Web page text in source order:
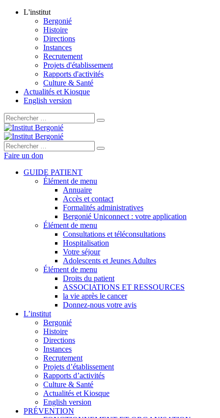
L'institut
Bergonié
Histoire
Directions
Instances
Recrutement
Projets d'établissement
Rapports d'activités
Culture & Santé
Actualités et Kiosque
English version
Rechercher :
Rechercher :
Faire un don
GUIDE PATIENT
Élément de menu
Annuaire
Accès et contact
Formalités administratives
Bergonié Uniconnect : votre application
Élément de menu
Consultations et téléconsultations
Hospitalisation
Votre séjour
Adolescents et Jeunes Adultes
Élément de menu
Droits du patient
ASSOCIATIONS ET RESSOURCES
la vie après le cancer
Donnez-nous votre avis
L’institut
Bergonié
Histoire
Directions
Instances
Recrutement
Projets d’établissement
Rapports d’activités
Culture & Santé
Actualités et Kiosque
English version
PRÉVENTION